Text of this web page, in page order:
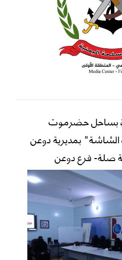
بساحل حضرموت
بمديرية دوعن
صلة- فرع دوعن